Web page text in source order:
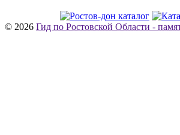
© 2026 Гид по Ростовской Области -